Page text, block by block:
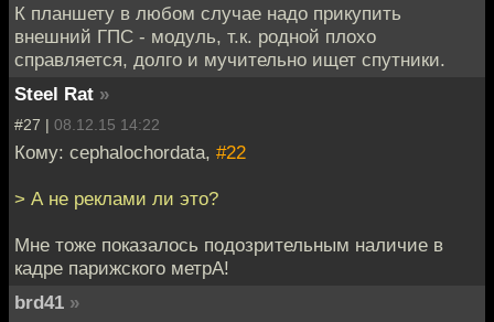
К планшету в любом случае надо прикупить
внешний ГПС - модуль, т.к. родной плохо
справляется, долго и мучительно ищет спутники.
Steel Rat »
#27 | 08.12.15 14:22
Кому: cephalochordata, #22
> А не реклами ли это?
Мне тоже показалось подозрительным наличие в
кадре парижского метрА!
brd41 »